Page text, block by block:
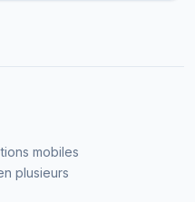
mobiles
plusieurs